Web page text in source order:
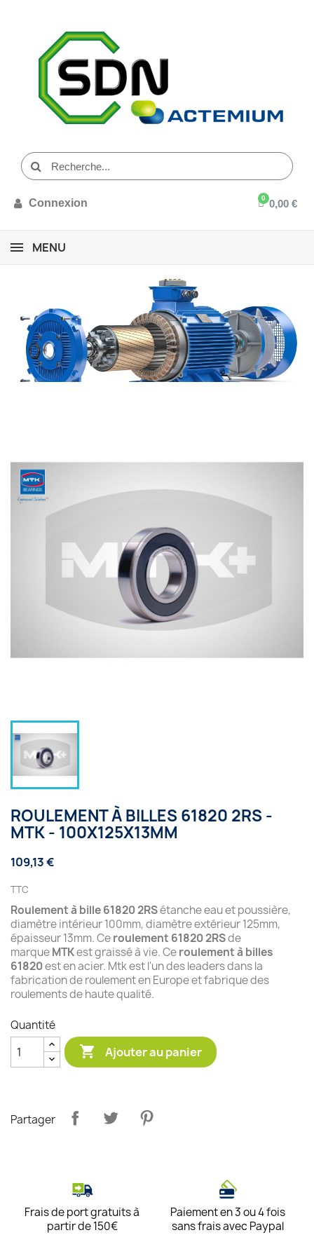
Connexion 0,00 €
MENU
ROULEMENT À BILLES 61820 2RS -
MTK - 100X125X13MM
109,13 €
TTC
Roulement à bille 61820 2RSétanche eau et poussière,
diamètre intérieur 100mm, diamètre extérieur 125mm,
épaisseur 13mm. Ceroulement 61820 2RSde
marqueMTKest graissé à vie. Ceroulement à billes
61820est en acier. Mtk est l'un des leaders dans la
fabrication de roulement en Europe et fabrique des
roulements de haute qualité.
Quantité
 Ajouter au panier
Partager
Frais de port gratuits à
partir de 150€
Paiement en 3 ou 4 fois
sans frais avec Paypal